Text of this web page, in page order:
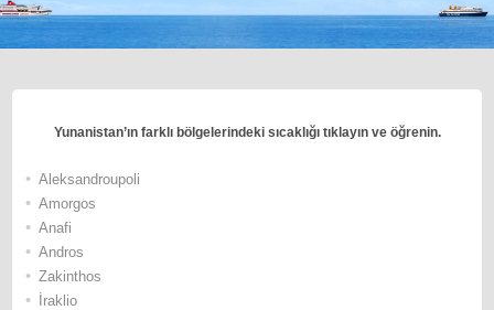
Yunanistan’ın farklı bölgelerindeki sıcaklığı tıklayın ve öğrenin.
• Αleksandroupoli
• Αmorgos
• Αnafi
• Andros
• Ζakinthos
• İraklio